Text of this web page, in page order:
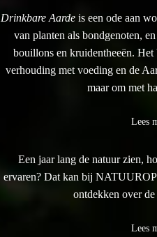
Drinkbare Aarde is een ode aan
van planten als bondgenoten,
bouillons en kruidentheeën.
verhouding met voeding en de
maar om met
Lees
Een jaar lang de natuur zien,
ervaren? Dat kan bij
ontdekken over
Lees